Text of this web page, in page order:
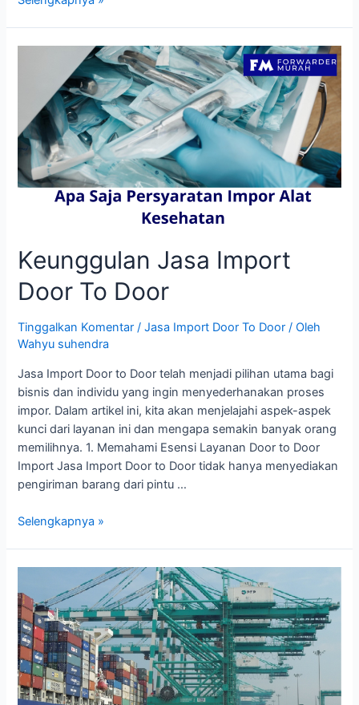
Keunggulan Jasa Import
Door To Door
Tinggalkan Komentar /Jasa Import Door To Door / Oleh
Wahyu suhendra
Jasa Import Door to Door telah menjadi pilihan utama bagi
bisnis dan individu yang ingin menyederhanakan proses
impor. Dalam artikel ini, kita akan menjelajahi aspek-aspek
kunci dari layanan ini dan mengapa semakin banyak orang
memilihnya. 1. Memahami Esensi Layanan Door to Door
Import Jasa Import Door to Door tidak hanya menyediakan
pengiriman barang dari pintu …
Keunggulan
To
Door
Selengkapnya »